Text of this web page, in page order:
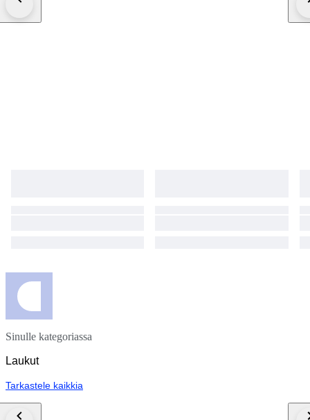
Sinulle kategoriassa
Laukut
Tarkastele kaikkia